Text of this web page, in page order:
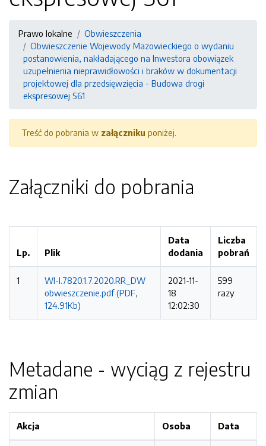
Prawo lokalne
Obwieszczenia
Obwieszczenie Wojewody Mazowieckiego o wydaniu
postanowienia, nakładającego na Inwestora obowiązek
uzupełnienia nieprawidłowości i braków w dokumentacji
projektowej dla przedsięwzięcia - Budowa drogi
ekspresowej S61
Treść do pobrania w załączniku poniżej.
Załączniki do pobrania
Lp. Plik
Data
dodania
Liczba
pobrań
1
WI-I.7820.1.7.2020.RR_DW
obwieszczenie.pdf (PDF,
124.91Kb)
2021-11-
18
12:02:30
599
razy
Metadane - wyciąg z rejestru
zmian
Akcja Osoba Data